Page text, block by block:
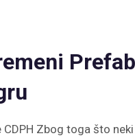
CDPH Zbog toga što